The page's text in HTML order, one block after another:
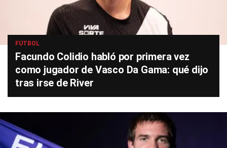
FÚTBOL
Facundo Colidio habló por primera vez
como jugador de Vasco Da Gama: qué dijo
tras irse de River